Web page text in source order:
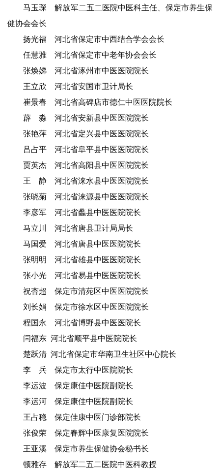
马玉琛 解放军二五二医院中医科主任、保定市养生保
健协会会长
扬光福 河北省保定市中西结合学会会长
任慧雅 河北省保定市中老年协会会长
张焕娣 河北省涿州市中医医院院长
王立欣 河北省安国市卫计局长
崔景春 河北省高碑店市德仁中医医院院长
薜 淼 河北省安新县中医医院院长
张艳萍 河北省定兴县中医医院院长
吕占平 河北省阜平县中医医院院长
贾英杰 河北省高阳县中医医院院长
王 静 河北省涞水县中医医院院长
张晓菊 河北省涞源县中医医院院长
李彦军 河北省蠡县中医医院院长
马立川 河北省唐县卫计局局长
马国爱 河北省唐县中医医院院长
张明明 河北省雄县中医医院院长
张小光 河北省易县中医医院院长
祝杏超 保定市清苑区中医医院院长
刘长娟 保定市徐水区中医医院院长
程国永 河北省博野县中医医院长
闫福东 河北省顺平县中医院院长
楚跃清 河北省保定市华南卫生社区中心院长
李 兵 保定市太行中医院院长
李运波 保定康佳中医院副院长
李运河 保定康佳中医院副院长
王占稳 保定佳康中医门诊部院长
张俊荣 保定春辉中医康复医院院长
王亚溪 保定市养生保健协会秘书长
顿雅存 解放军二五二医院中医科教授